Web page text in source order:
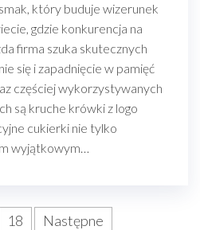
który buduje wizerunek
gdzie konkurencja na
firma szuka skutecznych
się i zapadnięcie w pamięć
częściej wykorzystywanych
są kruche krówki z logo
cukierki nie tylko
wyjątkowym…
18 Następne